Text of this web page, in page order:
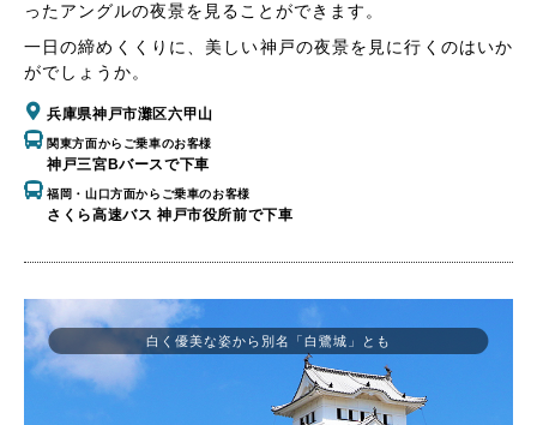
ったアングルの夜景を見ることができます。
一日の締めくくりに、美しい神戸の夜景を見に行くのはいか
がでしょうか。
兵庫県神戸市灘区六甲山
関東方面からご乗車のお客様
神戸三宮Bバースで下車
福岡・山口方面からご乗車のお客様
さくら高速バス 神戸市役所前で下車
白く優美な姿から別名「白鷺城」とも